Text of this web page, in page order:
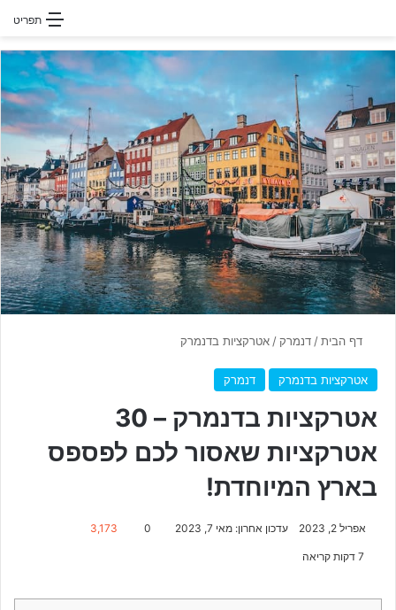
תפריט
דף הבית/ דנמרק/ אטרקציות בדנמרק
אטרקציות בדנמרק דנמרק
אטרקציות בדנמרק – 30
אטרקציות שאסור לכם לפספס
בארץ המיוחדת!
אפריל 2, 2023 עדכון אחרון: מאי 7, 2023 0
3,173